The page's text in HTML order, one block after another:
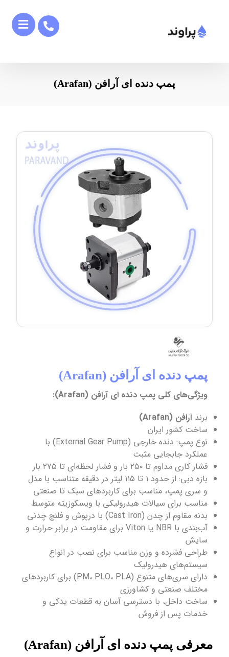
پمپ دنده ای آرافن (Arafan)
پمپ دنده ای آرافن (Arafan)
ویژگی‌های کلی پمپ دنده ای آرافن (Arafan):
برندآرافن (Arafan)
ساخت کشور ایران
نوع پمپ: دنده خارجی (External Gear Pump) با
عملکرد جابجایی مثبت
فشار کاری مداوم تا ۲۵۰ بار و فشار لحظه‌ای تا ۲۷۵ بار
بازه دبی: از حدود ۱ تا ۱۱۵ لیتر در دقیقه متناسب با مدل
و سری پمپ، مناسب برای کاربردهای سبک تا صنعتی
مناسب برای سیالات هیدرولیکی با ویسکوزیته متوسط
بدنه مقاوم از چدن (Cast Iron) با درپوش و فلنچ چدنی
آب‌بندی با NBR یا Viton برای مقاومت در برابر حرارت و
سایش
طراحی فشرده و وزن مناسب برای نصب در انواع
سیستم‌های هیدرولیک
دارای سری‌های متنوع (PM، PLO، PLA) برای کاربردهای
مختلف صنعتی و کشاورزی
ساخت داخل، با دسترسی آسان به قطعات یدکی و
خدمات پس از فروش
معرفی پمپ دنده ای آرافن (Arafan)